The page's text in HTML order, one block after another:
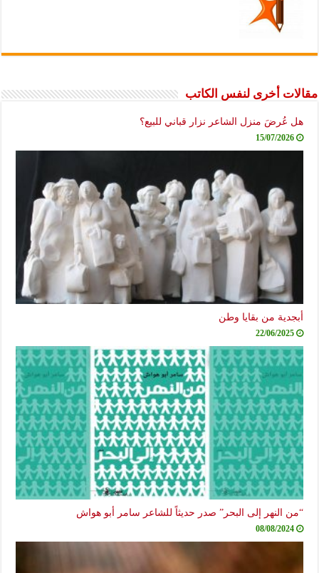
أخرى لنفس الكاتب
عُرضَ منزل الشاعر نزار قباني للبيع؟
15/07/2026
من بقايا وطن
22/06/2025
النهر إلى البحر” صدر حديثاً للشاعر سامر أبو هواش
08/08/2024